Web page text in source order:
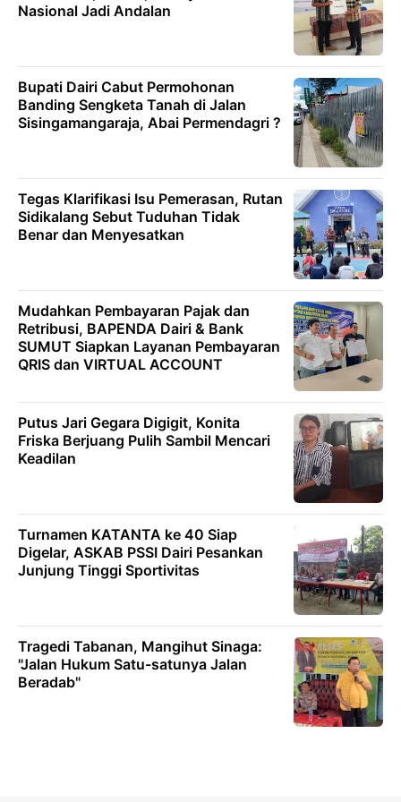
Nasional Jadi Andalan
Bupati Dairi Cabut Permohonan
Banding Sengketa Tanah di Jalan
Sisingamangaraja, Abai Permendagri ?
Tegas Klarifikasi Isu Pemerasan, Rutan
Sidikalang Sebut Tuduhan Tidak
Benar dan Menyesatkan
Mudahkan Pembayaran Pajak dan
Retribusi, BAPENDA Dairi & Bank
SUMUT Siapkan Layanan Pembayaran
QRIS dan VIRTUAL ACCOUNT
Putus Jari Gegara Digigit, Konita
Friska Berjuang Pulih Sambil Mencari
Keadilan
Turnamen KATANTA ke 40 Siap
Digelar, ASKAB PSSI Dairi Pesankan
Junjung Tinggi Sportivitas
Tragedi Tabanan, Mangihut Sinaga:
"Jalan Hukum Satu-satunya Jalan
Beradab"